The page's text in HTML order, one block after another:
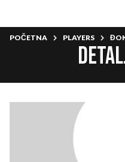
POČETNA PLAYERS